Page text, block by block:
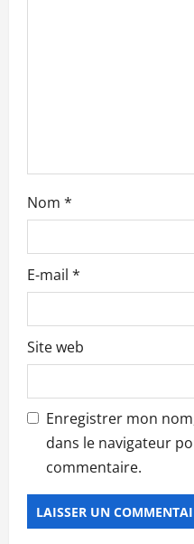
i
c
l
e
Nom *
E-mail *
Site web
Enregistrer mon
dans le navigateur
commentaire.